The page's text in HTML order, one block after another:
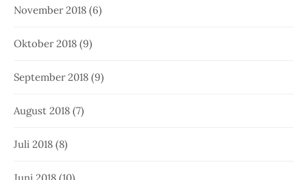
November 2018 (6)
Oktober 2018 (9)
September 2018 (9)
August 2018 (7)
Juli 2018 (8)